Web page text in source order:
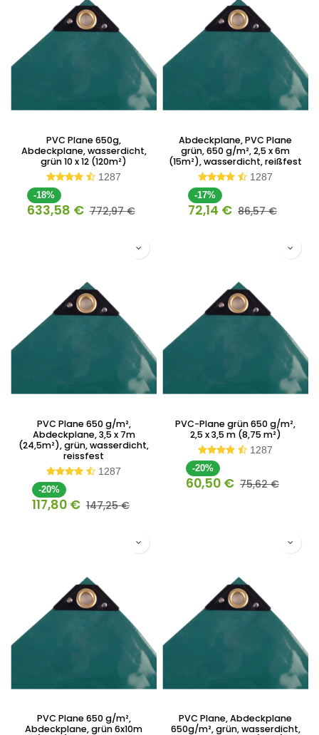
PVC Plane 650g,
Abdeckplane, wasserdicht,
grün 10 x 12 (120m²)
1287
-18%
633,58 € 772,97€
Abdeckplane, PVC Plane
grün, 650 g/m², 2,5 x 6m
(15m²), wasserdicht, reißfest
1287
-17%
72,14 € 86,57€
PVC Plane 650 g/m²,
Abdeckplane, 3,5 x 7m
(24,5m²), grün, wasserdicht,
reissfest
1287
-20%
117,80 € 147,25€
PVC-Plane grün 650 g/m²,
2,5 x 3,5 m (8,75 m²)
1287
-20%
60,50 € 75,62€
PVC Plane 650 g/m²,
Abdeckplane, grün 6x10m
PVC Plane, Abdeckplane
650g/m², grün, wasserdicht,